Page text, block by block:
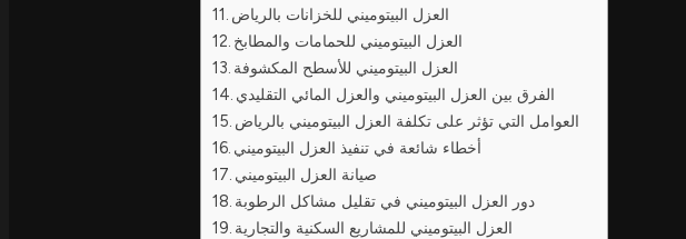
العزل البيتوميني للخزانات بالرياض
العزل البيتوميني للحمامات والمطابخ
العزل البيتوميني للأسطح المكشوفة
الفرق بين العزل البيتوميني والعزل المائي التقليدي
العوامل التي تؤثر على تكلفة العزل البيتوميني بالرياض
أخطاء شائعة في تنفيذ العزل البيتوميني
صيانة العزل البيتوميني
دور العزل البيتوميني في تقليل مشاكل الرطوبة
العزل البيتوميني للمشاريع السكنية والتجارية